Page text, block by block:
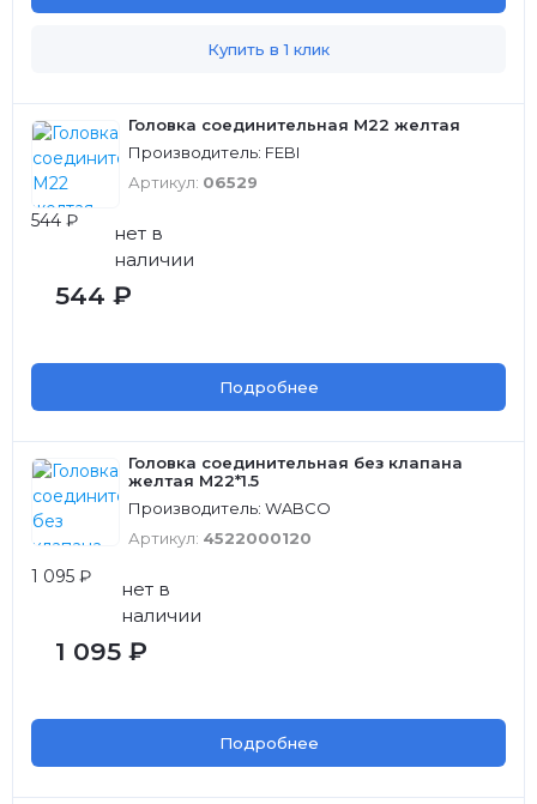
Купить в 1 клик
Головка соединительная М22 желтая
Производитель: FEBI
Артикул: 06529
544 ₽
нет в
наличии
544 ₽
Подробнее
Головка соединительная без клапана
желтая M22*1.5
Производитель: WABCO
Артикул: 4522000120
1 095 ₽
нет в
наличии
1 095 ₽
Подробнее